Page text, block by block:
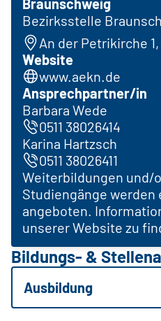
Braunschweig
Bezirksstelle
An der Petrikirche
Website
www.aekn.de
Ansprechpartner/in
Barbara Wede
0511 38026414
Karina Hartzsch
0511 38026411
Weiterbildungen und/
Studiengänge werden
angeboten.
unserer Website zu
Bildungs- &
Ausbildung